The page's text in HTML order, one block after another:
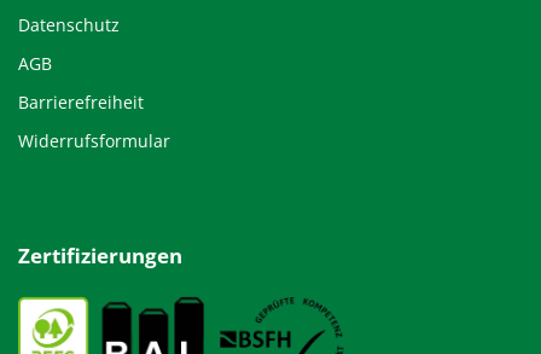
Datenschutz
AGB
Barrierefreiheit
Widerrufsformular
Zertifizierungen